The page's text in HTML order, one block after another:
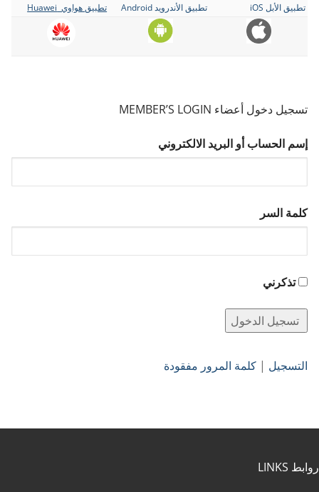
تطبيق الأبل iOS تطبيق الأندرويد Android تطبيق هواوي Huawei
تسجيل دخول أعضاء MEMBER’S LOGIN
إسم الحساب أو البريد الالكتروني
كلمة السر
تذكرني
التسجيل | كلمة المرور مفقودة
روابط LINKS